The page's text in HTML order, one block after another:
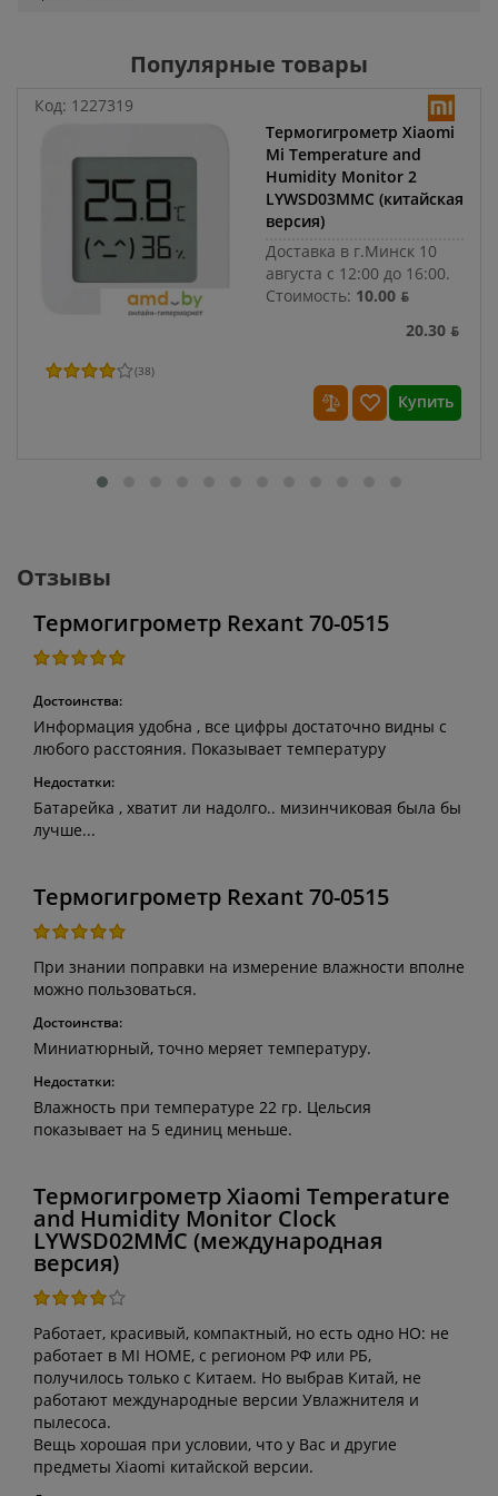
Популярные товары
Код: 1227319
Термогигрометр Xiaomi
Mi Temperature and
Humidity Monitor 2
LYWSD03MMC (китайская
версия)
Доставка в г.Минск 10
августа с 12:00 до 16:00.
Стоимость: 10.00 ƃ
20.30 ƃ
(38)
Купить
Отзывы
Термогигрометр Rexant 70-0515
Достоинства:
Информация удобна , все цифры достаточно видны с
любого расстояния. Показывает температуру
Недостатки:
Батарейка , хватит ли надолго.. мизинчиковая была бы
лучше...
Термогигрометр Rexant 70-0515
При знании поправки на измерение влажности вполне
можно пользоваться.
Достоинства:
Миниатюрный, точно меряет температуру.
Недостатки:
Влажность при температуре 22 гр. Цельсия
показывает на 5 единиц меньше.
Термогигрометр Xiaomi Temperature
and Humidity Monitor Clock
LYWSD02MMC (международная
версия)
Работает, красивый, компактный, но есть одно НО: не
работает в MI HOME, c регионом РФ или РБ,
получилось только с Китаем. Но выбрав Китай, не
работают международные версии Увлажнителя и
пылесоса.
Вещь хорошая при условии, что у Вас и другие
предметы Xiaomi китайской версии.